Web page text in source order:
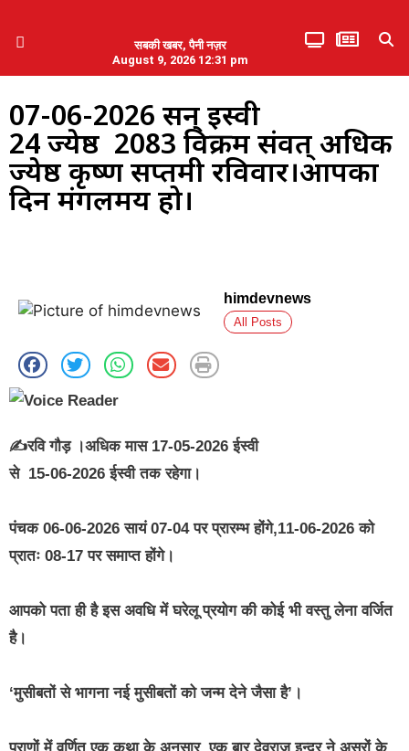
सबकी खबर, पैनी नज़र
August 9, 2026 12:31 pm
07-06-2026 सन् ईस्वी
24 ज्येष्ठ 2083 विक्रम संवत् अधिक
ज्येष्ठ कृष्ण सप्तमी रविवार।आपका
दिन मंगलमय हो।
himdevnews
All Posts
✍रवि गौड़ ।अधिक मास 17-05-2026 ईस्वी
से 15-06-2026 ईस्वी तक रहेगा।
पंचक 06-06-2026 सायं 07-04 पर प्रारम्भ होंगे,11-06-2026 को
प्रातः 08-17 पर समाप्त होंगे।
आपको पता ही है इस अवधि में घरेलू प्रयोग की कोई भी वस्तु लेना वर्जित
है।
‘मुसीबतों से भागना नई मुसीबतों को जन्म देने जैसा है’।